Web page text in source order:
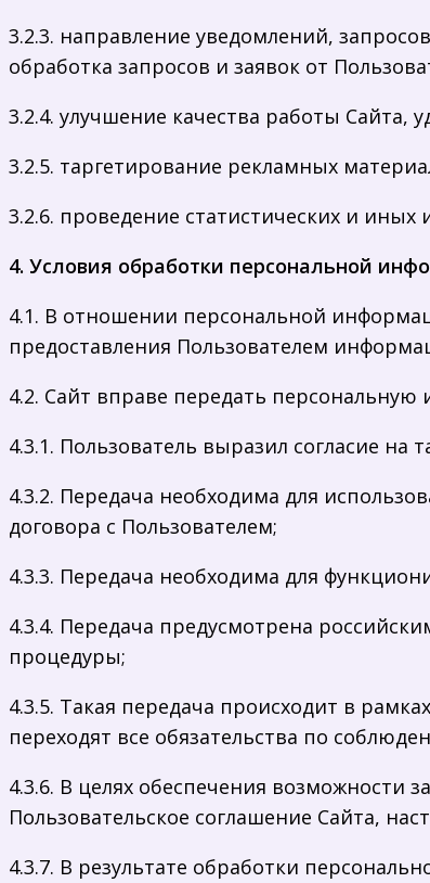
3.2.3. направление уведомлений,
обработка запросов и заявок от
3.2.4. улучшение качества работы Сайта,
3.2.5. таргетирование рекламных
3.2.6. проведение статистических и
4. Условия обработки персональной
4.1. В отношении персональной
предоставления Пользователем
4.2. Сайт вправе передать
4.3.1. Пользователь выразил согласие на
4.3.2. Передача необходима для
договора с Пользователем;
4.3.3. Передача необходима для
4.3.4. Передача предусмотрена
процедуры;
4.3.5. Такая передача происходит в
переходят все обязательства по
4.3.6. В целях обеспечения возможности
Пользовательское соглашение Сайта,
4.3.7. В результате обработки